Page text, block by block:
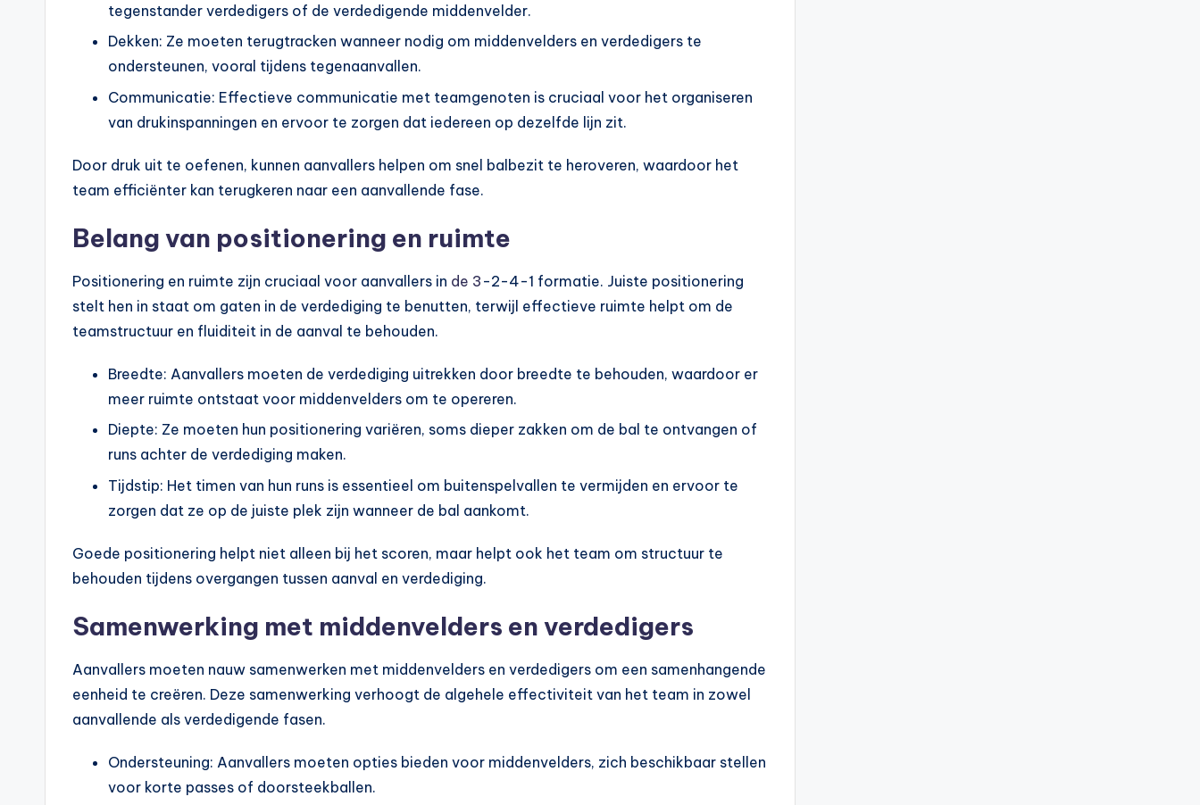
tegenstander verdedigers of de verdedigende middenvelder.
Dekken: Ze moeten terugtracken wanneer nodig om middenvelders en verdedigers te
ondersteunen, vooral tijdens tegenaanvallen.
Communicatie: Effectieve communicatie met teamgenoten is cruciaal voor het organiseren
van drukinspanningen en ervoor te zorgen dat iedereen op dezelfde lijn zit.
Door druk uit te oefenen, kunnen aanvallers helpen om snel balbezit te heroveren, waardoor het
team efficiënter kan terugkeren naar een aanvallende fase.
Belang van positionering en ruimte
Positionering en ruimte zijn cruciaal voor aanvallers in de 3 -2-4-1 formatie. Juiste positionering
stelt hen in staat om gaten in de verdediging te benutten, terwijl effectieve ruimte helpt om de
teamstructuur en fluiditeit in de aanval te behouden.
Breedte: Aanvallers moeten de verdediging uitrekken door breedte te behouden, waardoor er
meer ruimte ontstaat voor middenvelders om te opereren.
Diepte: Ze moeten hun positionering variëren, soms dieper zakken om de bal te ontvangen of
runs achter de verdediging maken.
Tijdstip: Het timen van hun runs is essentieel om buitenspelvallen te vermijden en ervoor te
zorgen dat ze op de juiste plek zijn wanneer de bal aankomt.
Goede positionering helpt niet alleen bij het scoren, maar helpt ook het team om structuur te
behouden tijdens overgangen tussen aanval en verdediging.
Samenwerking met middenvelders en verdedigers
Aanvallers moeten nauw samenwerken met middenvelders en verdedigers om een samenhangende
eenheid te creëren. Deze samenwerking verhoogt de algehele effectiviteit van het team in zowel
aanvallende als verdedigende fasen.
Ondersteuning: Aanvallers moeten opties bieden voor middenvelders, zich beschikbaar stellen
voor korte passes of doorsteekballen.